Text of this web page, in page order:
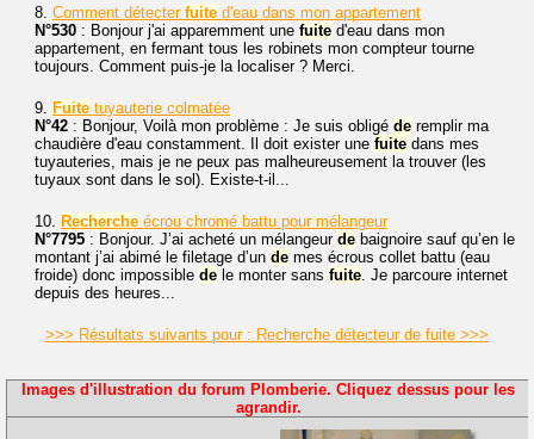
8. Comment détecter fuite d'eau dans mon appartement
N°530 : Bonjour j'ai apparemment une fuite d'eau dans mon
appartement, en fermant tous les robinets mon compteur tourne
toujours. Comment puis-je la localiser ? Merci.
9. Fuite tuyauterie colmatée
N°42 : Bonjour, Voilà mon problème : Je suis obligé de remplir ma
chaudière d'eau constamment. Il doit exister une fuite dans mes
tuyauteries, mais je ne peux pas malheureusement la trouver (les
tuyaux sont dans le sol). Existe-t-il...
10. Recherche écrou chromé battu pour mélangeur
N°7795 : Bonjour. J’ai acheté un mélangeur de baignoire sauf qu’en le
montant j’ai abimé le filetage d’un de mes écrous collet battu (eau
froide) donc impossible de le monter sans fuite. Je parcoure internet
depuis des heures...
>>> Résultats suivants pour : Recherche détecteur de fuite >>>
Images d'illustration du forum Plomberie. Cliquez dessus pour les
agrandir.